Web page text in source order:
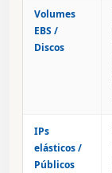
Volumes
EBS /
Discos
IPs
elásticos /
Públicos